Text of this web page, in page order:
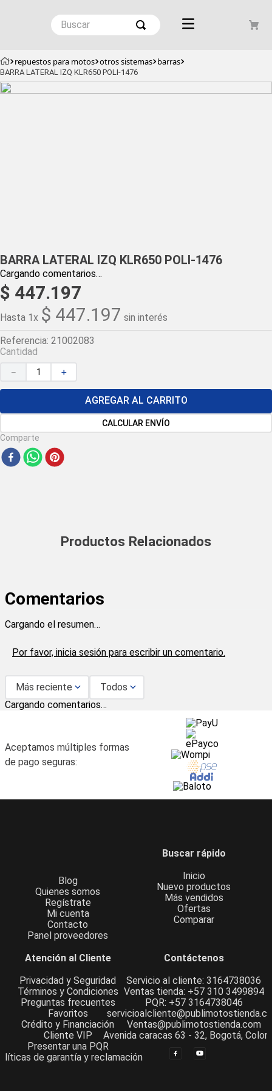
repuestos para motos otros sistemas barras
BARRA LATERAL IZQ KLR650 POLI-1476
BARRA LATERAL IZQ KLR650 POLI-1476
Cargando comentarios…
$ 447.197
Hasta 1x $ 447.197 sin interés
Referencia: 21002083
Cantidad
＋
－
AGREGAR AL CARRITO
CALCULAR ENVÍO
Comparte
Productos Relacionados
Comentarios
Cargando el resumen…
Por favor, inicia sesión para escribir un comentario.
Más reciente
Todos
Cargando comentarios…
Aceptamos múltiples formas
de pago seguras:
Blog
Quienes somos
Regístrate
Mi cuenta
Contacto
Panel proveedores
Buscar rápido
Inicio
Nuevo productos
Más vendidos
Ofertas
Comparar
Atención al Cliente
Privacidad y Seguridad
Términos y Condiciones
Preguntas frecuentes
Favoritos
Crédito y Financiación
Cliente VIP
Presentar una PQR
de garantía y reclamación
Contáctenos
Servicio al cliente: 3164738036
Ventas tienda: +57 310 3499894
PQR: +57 3164738046
Ventas@publimotostienda.com
Avenida caracas 63 - 32, Bogotá,